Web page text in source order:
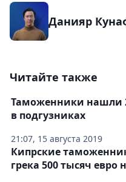
Данияр
Читайте также
21:07, 15 августа 2019
Таможенники нашли
в подгузниках
Кипрские
грека 500 тысяч